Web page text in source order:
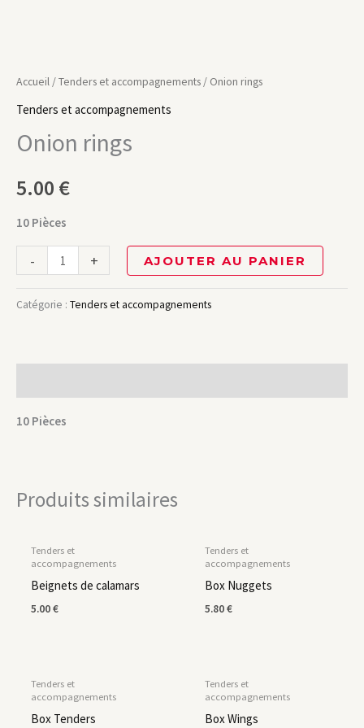
Accueil /Tenders et accompagnements / Onion rings
Tenders et accompagnements
Onion rings
5.00 €
10 Pièces
- + AJOUTER AU PANIER
Catégorie : Tenders et accompagnements
10 Pièces
Produits similaires
Tenders et
accompagnements
Beignets de calamars
5.00€
Tenders et
accompagnements
Box Nuggets
5.80€
Tenders et
accompagnements
Box Tenders
Tenders et
accompagnements
Box Wings